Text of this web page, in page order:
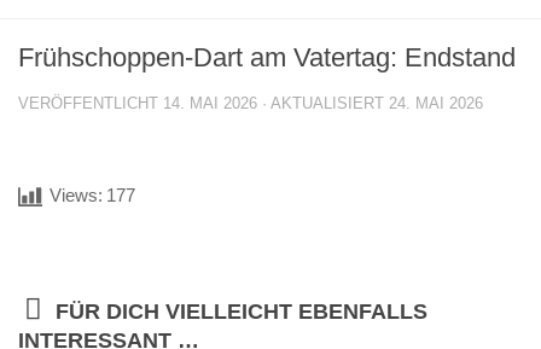
Frühschoppen-Dart am Vatertag: Endstand
VERÖFFENTLICHT 14. MAI 2026 · AKTUALISIERT 24. MAI 2026
Views: 177
FÜR DICH VIELLEICHT EBENFALLS
INTERESSANT …